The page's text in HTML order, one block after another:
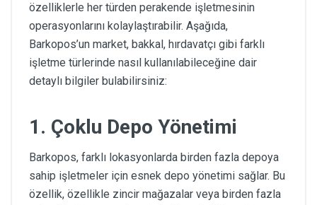
özelliklerle her türden perakende işletmesinin
operasyonlarını kolaylaştırabilir. Aşağıda,
Barkopos’un market, bakkal, hırdavatçı gibi farklı
işletme türlerinde nasıl kullanılabileceğine dair
detaylı bilgiler bulabilirsiniz:
1. Çoklu Depo Yönetimi
Barkopos, farklı lokasyonlarda birden fazla depoya
sahip işletmeler için esnek depo yönetimi sağlar. Bu
özellik, özellikle zincir mağazalar veya birden fazla